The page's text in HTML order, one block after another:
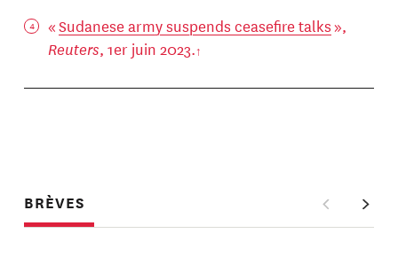
«Sudanese army suspends ceasefire talks»,
Reuters, 1er juin 2023.
BRÈVES